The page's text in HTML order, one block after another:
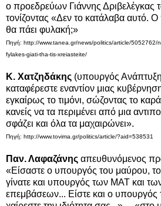
ο προεδρεύων Γιάννης Δριβελέγκας
τονίζοντας «Δεν το κατάλαβα αυτό.
θα πάει φυλακή;»
Πηγή: http://www.tanea.gr/news/politics/article/5052762/
fylakes-giati-tha-tis-xreiasteite/
Κ. Χατζηδάκης (υπουργός
καταφέρεστε εναντίον μιας
εγκαίρως το τιμόνι, σώζοντας το
κανείς να τα περιμένει από μια
σφάζει και όλα τα μαχαιρώνει».
Πηγή: http://www.tovima.gr/politics/article/?aid=538531
Παν. Λαφαζάνης απευθυνόμενος
«Είσαστε ο υπουργός του μαύρου,
γίνατε και υπουργός των ΜΑΤ και
επεμβάσεων... Είστε και ο